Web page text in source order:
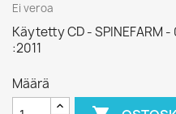
Ei veroa
Käytetty CD - SPINEFARM
:2011
Määrä